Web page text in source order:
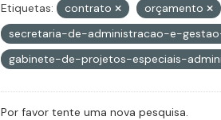
Etiquetas: contrato orçamento
secretaria-de-administracao-e-
gabinete-de-projetos-especiais-
Por favor tente uma nova pesquisa.